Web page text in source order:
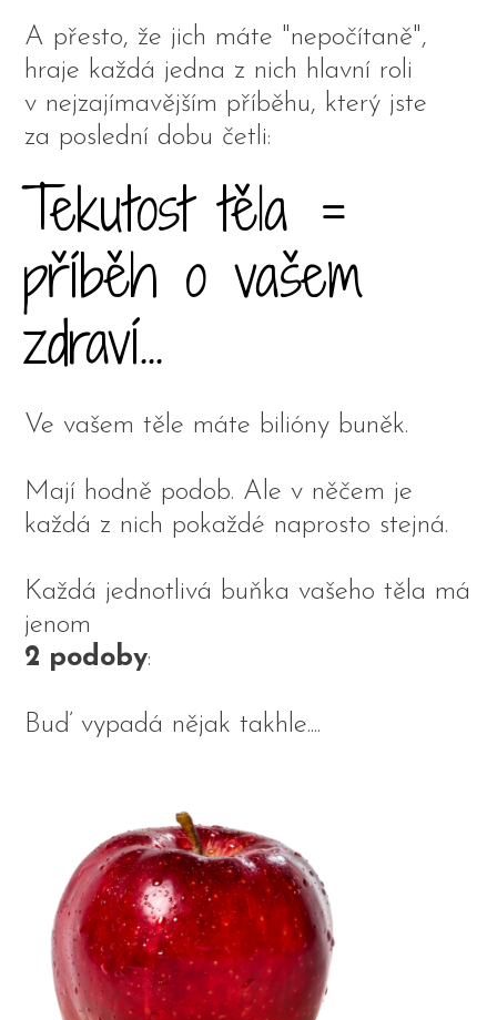
A přesto, že jich máte "nepočítaně",
hraje každá jedna z nich hlavní roli
v nejzajímavějším příběhu, který jste
za poslední dobu četli:
Tekutost těla =
příběh o vašem
zdraví...
Ve vašem těle máte bilióny buněk.
Mají hodně podob. Ale v něčem je
každá z nich pokaždé naprosto stejná.
Každá jednotlivá buňka vašeho těla má
jenom
2 podoby:
Buď vypadá nějak takhle....